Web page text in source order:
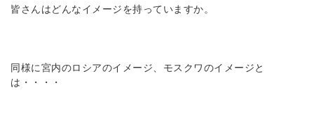
皆さんはどんなイメージを持っていますか。
同様に宮内のロシアのイメージ、モスクワのイメージと
は・・・・